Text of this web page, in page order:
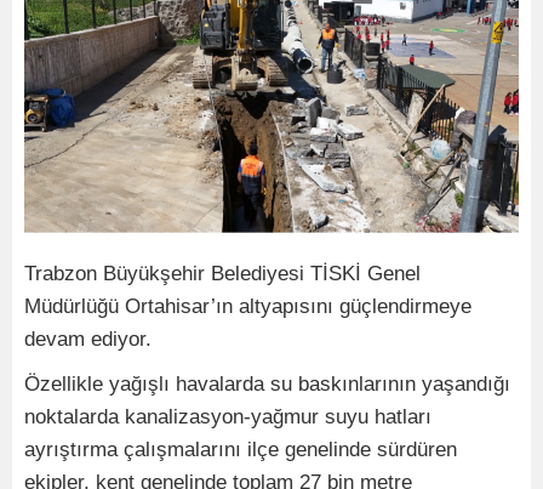
Trabzon Büyükşehir Belediyesi TİSKİ Genel
Müdürlüğü Ortahisar’ın altyapısını güçlendirmeye
devam ediyor.
Özellikle yağışlı havalarda su baskınlarının yaşandığı
noktalarda kanalizasyon-yağmur suyu hatları
ayrıştırma çalışmalarını ilçe genelinde sürdüren
ekipler, kent genelinde toplam 27 bin metre